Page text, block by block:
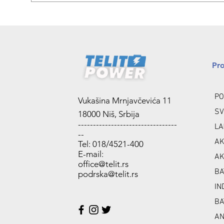
Vukašina Mrnjavčevića 11
18000 Niš, Srbija
---------------------------------
--
Tel: 018/4521-400
E-mail:
office@telit.rs
podrska@telit.rs